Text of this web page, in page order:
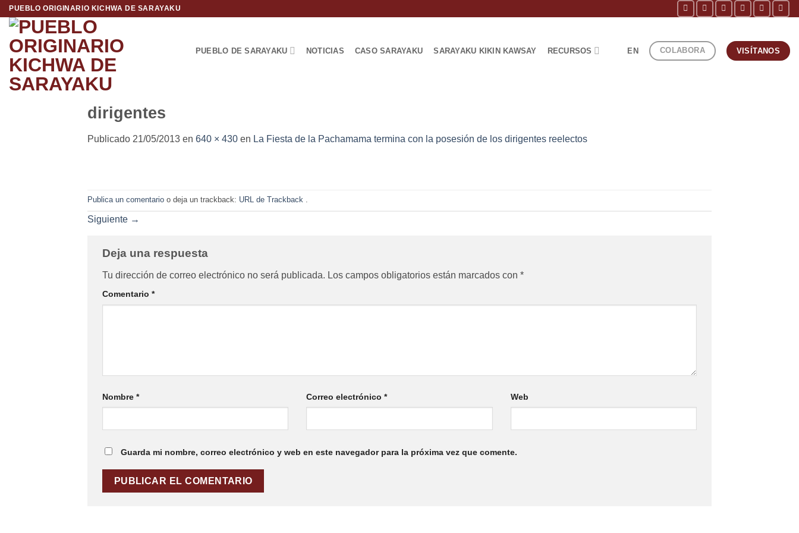
Saltar
contenido
PUEBLO ORIGINARIO KICHWA DE SARAYAKU
PUEBLO DE SARAYAKU NOTICIAS CASO SARAYAKU SARAYAKU KIKIN KAWSAY RECURSOS EN COLABORA VISÍTANOS
dirigentes
Publicado 21/05/2013 en 640 × 430 en La Fiesta de la Pachamama termina con la posesión de los dirigentes reelectos
Publica un comentario o deja un trackback: URL de Trackback .
Siguiente →
Deja una respuesta
Tu dirección de correo electrónico no será publicada. Los campos obligatorios están marcados con *
Comentario *
Nombre * Correo electrónico* Web
Guarda mi nombre, correo electrónico y web en este navegador para la próxima vez que comente.